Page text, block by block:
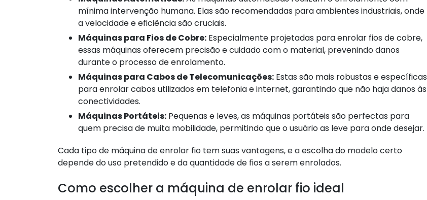
mínima intervenção humana. Elas são recomendadas para ambientes industriais, onde
a velocidade e eficiência são cruciais.
Máquinas para Fios de Cobre: Especialmente projetadas para enrolar fios de cobre,
essas máquinas oferecem precisão e cuidado com o material, prevenindo danos
durante o processo de enrolamento.
Máquinas para Cabos de Telecomunicações: Estas são mais robustas e específicas
para enrolar cabos utilizados em telefonia e internet, garantindo que não haja danos às
conectividades.
Máquinas Portáteis: Pequenas e leves, as máquinas portáteis são perfectas para
quem precisa de muita mobilidade, permitindo que o usuário as leve para onde desejar.
Cada tipo de máquina de enrolar fio tem suas vantagens, e a escolha do modelo certo
depende do uso pretendido e da quantidade de fios a serem enrolados.
Como escolher a máquina de enrolar fio ideal